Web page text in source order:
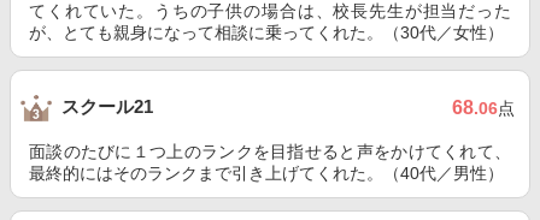
てくれていた。うちの子供の場合は、校長先生が担当だった
が、とても親身になって相談に乗ってくれた。（30代／女性）
スクール21 68.06点
面談のたびに１つ上のランクを目指せると声をかけてくれて、
最終的にはそのランクまで引き上げてくれた。（40代／男性）